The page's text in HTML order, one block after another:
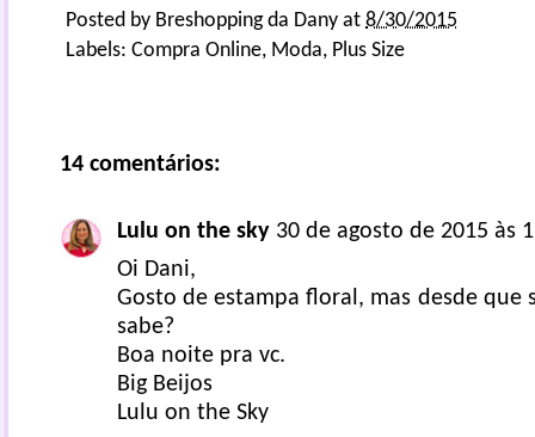
Posted by Breshopping da Dany at 8/30/2015
Labels: Compra Online, Moda, Plus Size
14 comentários:
Lulu on the sky 30 de agosto de 2015 às
Oi Dani,
Gosto de estampa floral, mas desde que
sabe?
Boa noite pra vc.
Big Beijos
Lulu on the Sky